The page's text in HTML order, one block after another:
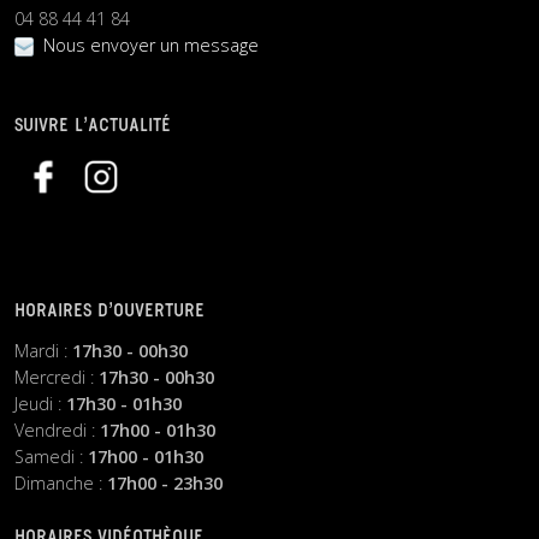
04 88 44 41 84
Nous envoyer un message
SUIVRE L’ACTUALITÉ
HORAIRES D’OUVERTURE
Mardi : 17h30 - 00h30
Mercredi : 17h30 - 00h30
Jeudi : 17h30 - 01h30
Vendredi : 17h00 - 01h30
Samedi : 17h00 - 01h30
Dimanche : 17h00 - 23h30